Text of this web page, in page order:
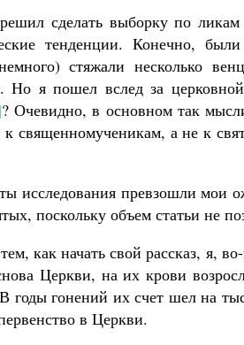
сделать выборку по
тенденции. Конечно,
стяжали несколько
Но я пошел вслед за
? Очевидно, в основном так
к священномученикам, а не к
исследования превзошли мои
поскольку объем статьи не
как начать свой рассказ, я,
Церкви, на их крови
годы гонений их счет шел на
в Церкви.